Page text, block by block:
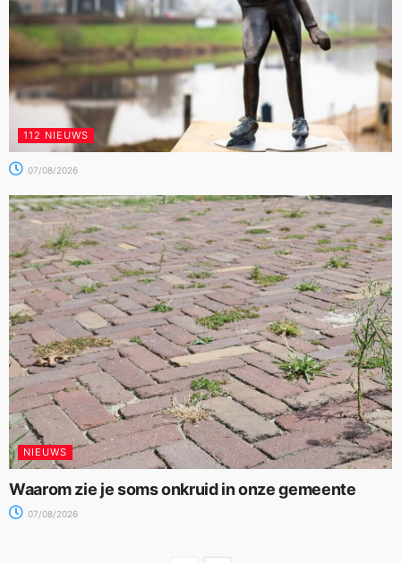
112 NIEUWS
07/08/2026
NIEUWS
Waarom zie je soms onkruid in onze gemeente
07/08/2026